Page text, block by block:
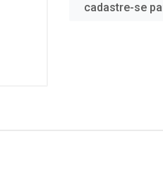
cadastre-se